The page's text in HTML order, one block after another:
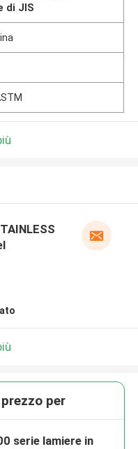
di JIS
per
serie lamiere in